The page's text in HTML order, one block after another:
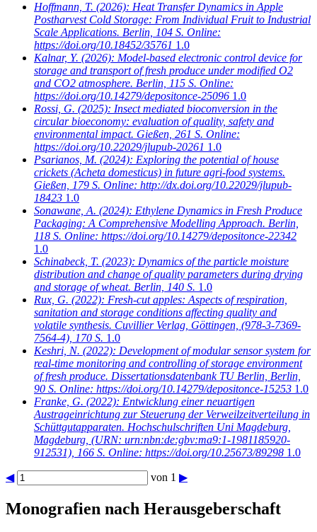
Hoffmann, T. (2026): Heat Transfer Dynamics in Apple
Postharvest Cold Storage: From Individual Fruit to Industrial
Scale Applications. Berlin, 104 S. Online:
https://doi.org/10.18452/35761 1.0
Kalnar, Y. (2026): Model-based electronic control device for
storage and transport of fresh produce under modified O2
and CO2 atmosphere. Berlin, 115 S. Online:
https://doi.org/10.14279/depositonce-25096 1.0
Rossi, G. (2025): Insect mediated bioconversion in the
circular bioeconomy: evaluation of quality, safety and
environmental impact. Gießen, 261 S. Online:
https://doi.org/10.22029/jlupub-20261 1.0
Psarianos, M. (2024): Exploring the potential of house
crickets (Acheta domesticus) in future agri-food systems.
Gießen, 179 S. Online: http://dx.doi.org/10.22029/jlupub-
18423 1.0
Sonawane, A. (2024): Ethylene Dynamics in Fresh Produce
Packaging: A Comprehensive Modelling Approach. Berlin,
118 S. Online: https://doi.org/10.14279/depositonce-22342
1.0
Schinabeck, T. (2023): Dynamics of the particle moisture
distribution and change of quality parameters during drying
and storage of wheat. Berlin, 140 S. 1.0
Rux, G. (2022): Fresh-cut apples: Aspects of respiration,
sanitation and storage conditions affecting quality and
volatile synthesis. Cuvillier Verlag, Göttingen, (978-3-7369-
7564-4), 170 S. 1.0
Keshri, N. (2022): Development of modular sensor system for
real-time monitoring and controlling of storage environment
of fresh produce. Dissertationsdatenbank TU Berlin, Berlin,
90 S. Online: https://doi.org/10.14279/depositonce-15253 1.0
Franke, G. (2022): Entwicklung einer neuartigen
Austrageinrichtung zur Steuerung der Verweilzeitverteilung in
Schüttgutapparaten. Hochschulschriften Uni Magdeburg,
Magdeburg, (URN: urn:nbn:de:gbv:ma9:1-1981185920-
912531), 166 S. Online: https://doi.org/10.25673/89298 1.0
◀ von 1 ▶
Monografien nach Herausgeberschaft